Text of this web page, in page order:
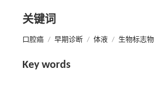
关键词
口腔癌 / 早期诊断 / 体液 / 生物标志物
Key words